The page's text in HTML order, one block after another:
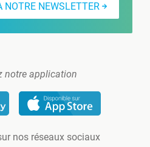
NOTRE NEWSLETTER
notre application
nos réseaux sociaux